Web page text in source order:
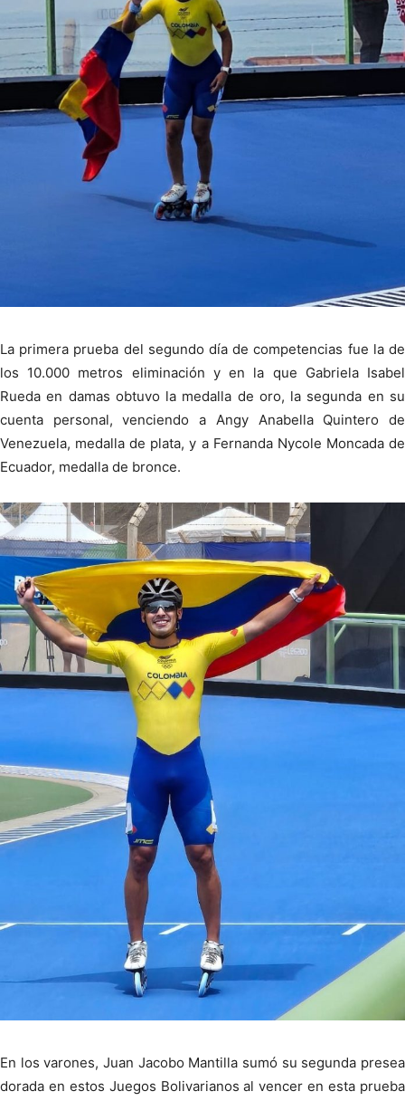
La primera prueba del segundo día de competencias fue la de
los 10.000 metros eliminación y en la que Gabriela Isabel
Rueda en damas obtuvo la medalla de oro, la segunda en su
cuenta personal, venciendo a Angy Anabella Quintero de
Venezuela, medalla de plata, y a Fernanda Nycole Moncada de
Ecuador, medalla de bronce.
En los varones, Juan Jacobo Mantilla sumó su segunda presea
dorada en estos Juegos Bolivarianos al vencer en esta prueba